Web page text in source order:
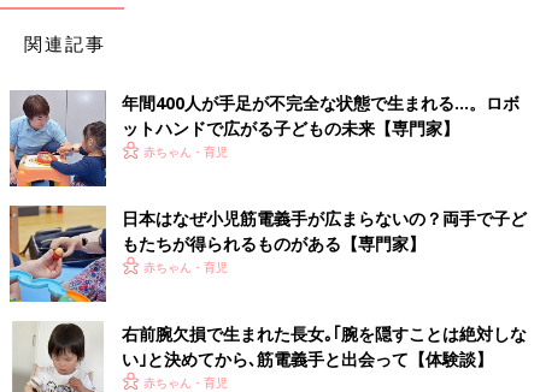
関連記事
年間400人が手足が不完全な状態で生まれる…。ロボ
ットハンドで広がる子どもの未来【専門家】
赤ちゃん・育児
日本はなぜ小児筋電義手が広まらないの？両手で子ど
もたちが得られるものがある【専門家】
赤ちゃん・育児
右前腕欠損で生まれた長女｡｢腕を隠すことは絶対しな
い｣と決めてから､筋電義手と出会って【体験談】
赤ちゃん・育児